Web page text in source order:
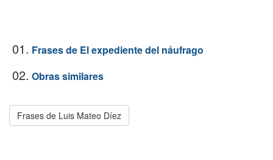
01. Frases de El expediente del náufrago
02. Obras similares
Frases de Luis Mateo Díez